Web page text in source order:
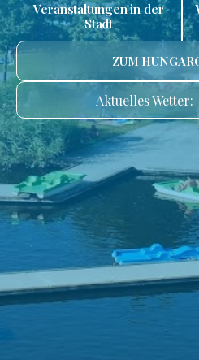
Veranstaltungen in der
Stadt
ZUM
Aktuelles Wetter: